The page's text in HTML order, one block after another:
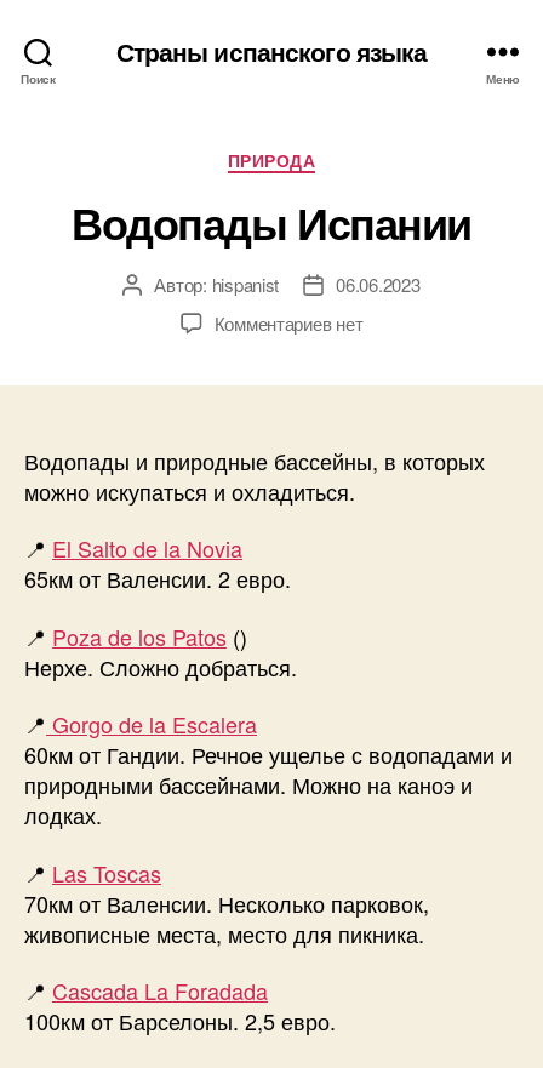
Поиск
Страны испанского языка
Меню
Р
у
б
р
к
и
ПРИРОДА
Водопады Испании
А
р
п
и
и
Автор: hispanist
Д
т
з
и
с
06.06.2023
Комментариевк
с
В
с
а
нет
Водопады и природные бассейны, в которых
можно искупаться и охладиться.
📍 El Salto de la Novia
65км от Валенсии. 2 евро.
📍 Poza de los Patos ()
Нерхе. Сложно добраться.
📍 Gorgo de la Escalera
60км от Гандии. Речное ущелье с водопадами и
природными бассейнами. Можно на каноэ и
лодках.
📍 Las Toscas
70км от Валенсии. Несколько парковок,
живописные места, место для пикника.
📍 Cascada La Foradada
100км от Барселоны. 2,5 евро.